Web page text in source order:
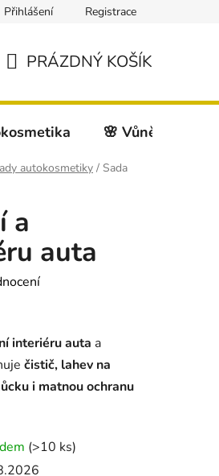
Přihlášení Registrace
PRÁZDNÝ KOŠÍK
🌸 Vůně do auta
autokosmetiky / Sada
a
auta
interiéru auta a
čistič, lahev na
i matnou ochranu
(>10 ks)